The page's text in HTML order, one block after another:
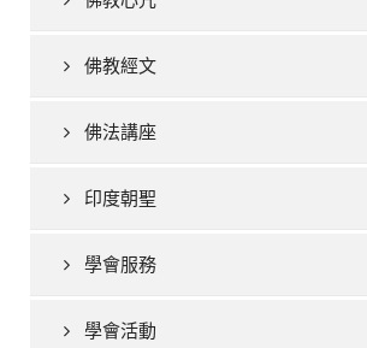
佛教經文
佛法講座
印度朝聖
學會服務
學會活動